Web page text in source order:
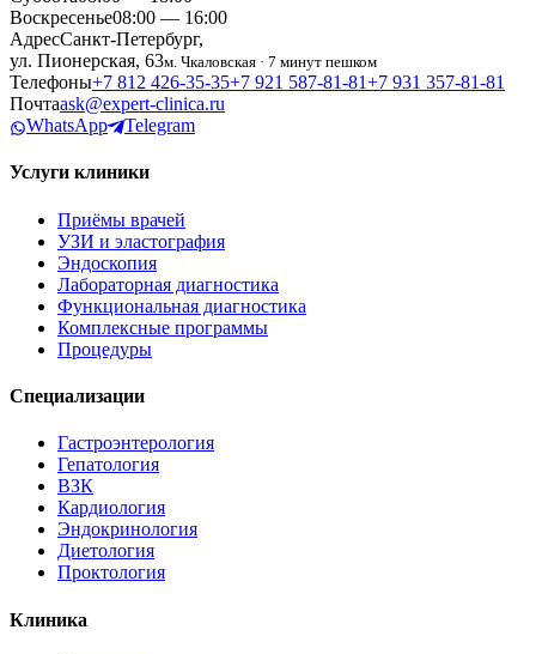
Воскресенье08:00 — 16:00
АдресСанкт-Петербург,
ул. Пионерская, 63м. Чкаловская · 7 минут пешком
Телефоны+7 812 426‑35‑35+7 921 587‑81‑81+7 931 357‑81‑81
Почтаask@expert-clinica.ru
WhatsApp
Telegram
Услуги клиники
Приёмы врачей
УЗИ и эластография
Эндоскопия
Лабораторная диагностика
Функциональная диагностика
Комплексные программы
Процедуры
Специализации
Гастроэнтерология
Гепатология
ВЗК
Кардиология
Эндокринология
Диетология
Проктология
Клиника